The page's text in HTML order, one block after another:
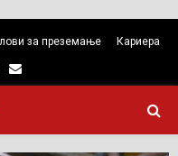
за преземање Кариера
Email